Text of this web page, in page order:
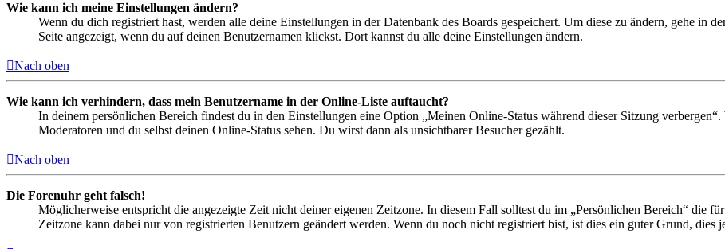
Wie kann ich meine Einstellungen ändern?
Wenn du dich registriert hast, werden alle deine Einstellungen in der Datenbank des Boards gespeichert. Um diese zu ändern, gehe in
Seite angezeigt, wenn du auf deinen Benutzernamen klickst. Dort kannst du alle deine Einstellungen ändern.
Nach oben
Wie kann ich verhindern, dass mein Benutzername in der Online-Liste auftaucht?
In deinem persönlichen Bereich findest du in den Einstellungen eine Option „Meinen Online-Status während dieser Sitzung
Moderatoren und du selbst deinen Online-Status sehen. Du wirst dann als unsichtbarer Besucher gezählt.
Nach oben
Die Forenuhr geht falsch!
Möglicherweise entspricht die angezeigte Zeit nicht deiner eigenen Zeitzone. In diesem Fall solltest du im „Persönlichen Bereich“ die
Zeitzone kann dabei nur von registrierten Benutzern geändert werden. Wenn du noch nicht registriert bist, ist dies ein guter Grund, dies